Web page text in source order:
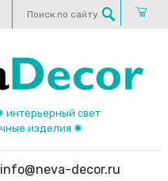
интерьерный свет
изделия ✺
info@neva-decor.ru